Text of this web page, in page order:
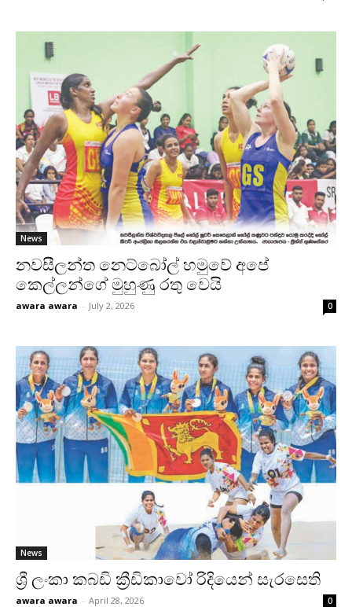
News
නව­සී­ලන්ත නෙට්බෝල් හමුවේ අපේ
කෙල්ලන්ගේ මුහුණු රතු වෙයි
awara awara - July 2, 2026 0
News
ශ්‍රී ලංකා කබඩි ක්‍රීඩි­කාවෝ රිදි­යෙන් සැර­සෙති
awara awara - April 28, 2026 0